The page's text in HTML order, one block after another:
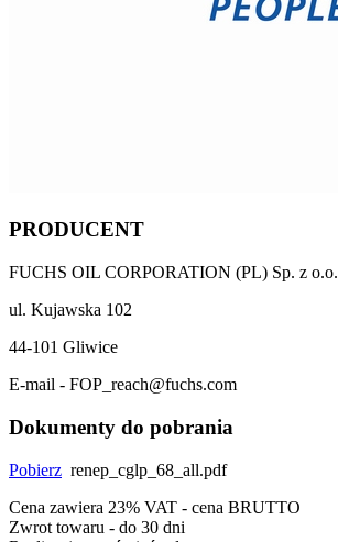
PRODUCENT
FUCHS OIL CORPORATION (PL) Sp. z o.o.
ul. Kujawska 102
44-101 Gliwice
E-mail - FOP_reach@fuchs.com
Dokumenty do pobrania
Pobierz renep_cglp_68_all.pdf
Cena zawiera 23% VAT - cena BRUTTO
Zwrot towaru - do 30 dni